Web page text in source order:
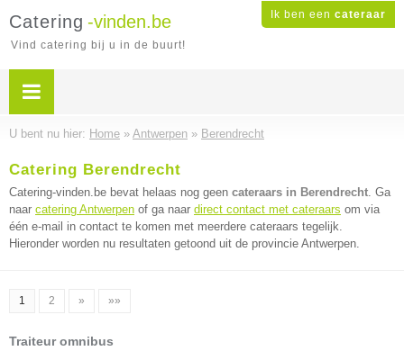
Ik ben een cateraar
Catering -vinden.be
Vind catering bij u in de buurt!
U bent nu hier: Home » Antwerpen » Berendrecht
Catering Berendrecht
Catering-vinden.be bevat helaas nog geen cateraars in Berendrecht. Ga
naar catering Antwerpen of ga naar direct contact met cateraars om via
één e-mail in contact te komen met meerdere cateraars tegelijk.
Hieronder worden nu resultaten getoond uit de provincie Antwerpen.
1 2 » »»
Traiteur omnibus